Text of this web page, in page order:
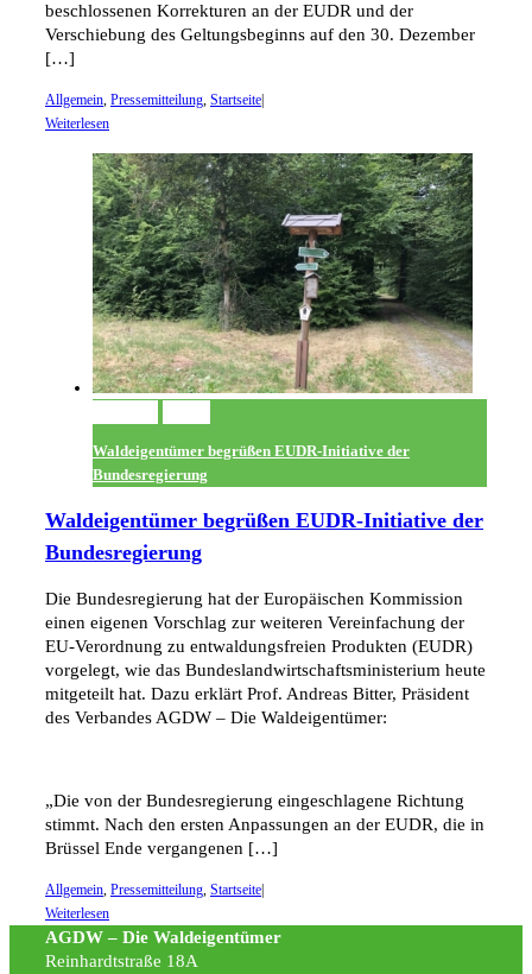
beschlossenen Korrekturen an der EUDR und der
Verschiebung des Geltungsbeginns auf den 30. Dezember
[…]
Allgemein, Pressemitteilung, Startseite
Weiterlesen
Waldeigentümer begrüßen EUDR-Initiative der
Bundesregierung
Waldeigentümer begrüßen EUDR-Initiative der
Bundesregierung
Die Bundesregierung hat der Europäischen Kommission
einen eigenen Vorschlag zur weiteren Vereinfachung der
EU-Verordnung zu entwaldungsfreien Produkten (EUDR)
vorgelegt, wie das Bundeslandwirtschaftsministerium heute
mitgeteilt hat. Dazu erklärt Prof. Andreas Bitter, Präsident
des Verbandes AGDW – Die Waldeigentümer:
„Die von der Bundesregierung eingeschlagene Richtung
stimmt. Nach den ersten Anpassungen an der EUDR, die in
Brüssel Ende vergangenen […]
Allgemein, Pressemitteilung, Startseite
Weiterlesen
AGDW – Die Waldeigentümer
Reinhardtstraße 18A